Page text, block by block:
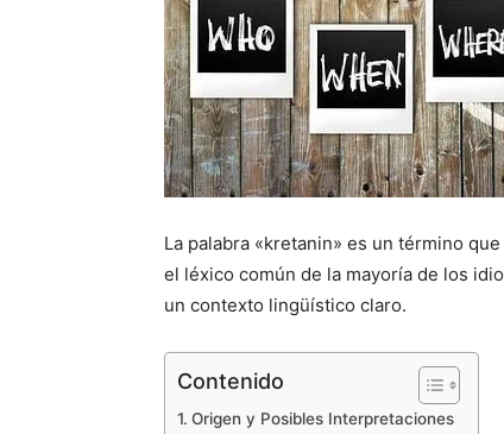
La palabra «kretanin» es un término
el léxico común de la mayoría de los
un contexto lingüístico claro.
Contenido
Origen y Posibles Interpretaciones